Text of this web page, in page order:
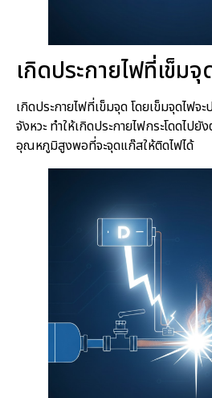
เกิดประกายไฟที่เข็มจุ
เกิดประกายไฟที่เข็มจุด โดยเข็มจุดไฟจ
จังหวะ ทำให้เกิดประกายไฟกระโดดไปยั
อุณหภูมิสูงพอที่จะจุดแก๊สให้ติดไฟได้